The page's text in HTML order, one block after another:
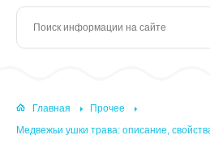
Главная
Прочее
Медвежьи ушки трава: описание,